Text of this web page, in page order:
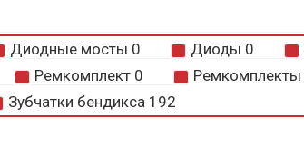
Диодные мосты 0 Диоды 0
Ремкомплект 0 Ремкомплекты
Зубчатки бендикса 192